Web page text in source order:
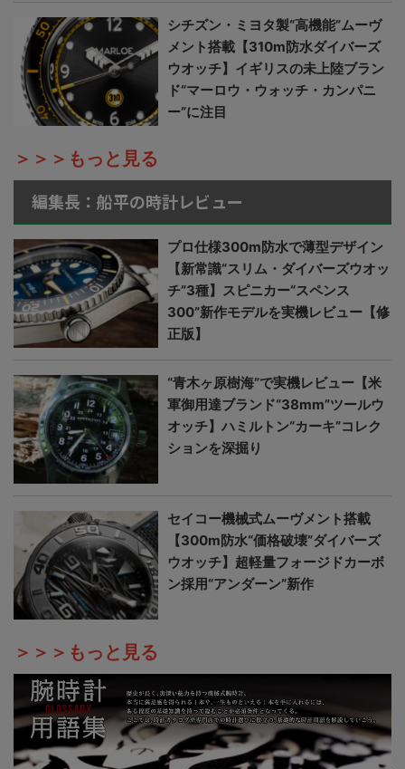
シチズン・ミヨタ製“高機能”ムーヴ
メント搭載【310m防水ダイバーズ
ウオッチ】イギリスの未上陸ブラン
ド“マーロウ・ウォッチ・カンパニ
ー”に注目
＞＞＞もっと見る
編集長：船平の時計レビュー
プロ仕様300m防水で薄型デザイン
【新常識“スリム・ダイバーズウオッ
チ”3種】スピニカー“スペンス
300”新作モデルを実機レビュー【修
正版】
“青木ヶ原樹海”で実機レビュー【米
軍御用達ブランド“38mm”ツールウ
オッチ】ハミルトン“カーキ”コレク
ションを深掘り
セイコー機械式ムーヴメント搭載
【300m防水“価格破壊”ダイバーズ
ウオッチ】超軽量フォージドカーボ
ン採用“アンダーン”新作
＞＞＞もっと見る